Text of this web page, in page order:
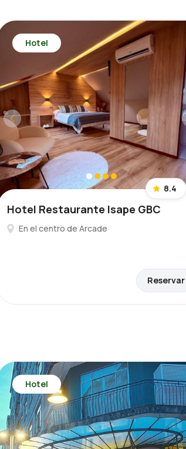
Hotel
8.4
Hotel Restaurante Isape GBC
En el centro de Arcade
Reservar
Hotel